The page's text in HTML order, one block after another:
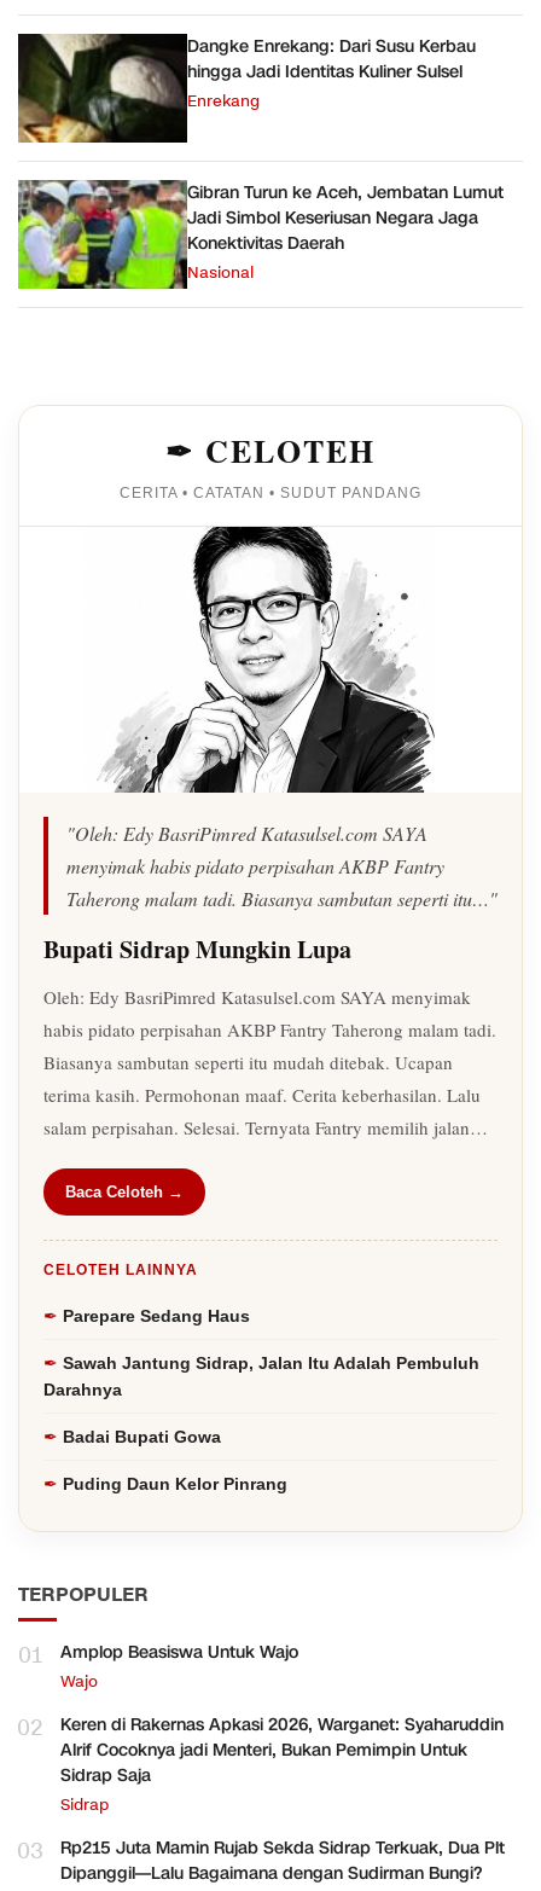
Dangke Enrekang: Dari Susu Kerbau
hingga Jadi Identitas Kuliner Sulsel
Enrekang
Gibran Turun ke Aceh, Jembatan Lumut
Jadi Simbol Keseriusan Negara Jaga
Konektivitas Daerah
Nasional
✒ CELOTEH
CERITA • CATATAN • SUDUT PANDANG
"Oleh: Edy BasriPimred Katasulsel.com SAYA
menyimak habis pidato perpisahan AKBP Fantry
Taherong malam tadi. Biasanya sambutan seperti itu…"
Bupati Sidrap Mungkin Lupa
Oleh: Edy BasriPimred Katasulsel.com SAYA menyimak
habis pidato perpisahan AKBP Fantry Taherong malam tadi.
Biasanya sambutan seperti itu mudah ditebak. Ucapan
terima kasih. Permohonan maaf. Cerita keberhasilan. Lalu
salam perpisahan. Selesai. Ternyata Fantry memilih jalan…
Baca Celoteh →
CELOTEH LAINNYA
Parepare Sedang Haus
Sawah Jantung Sidrap, Jalan Itu Adalah Pembuluh
Darahnya
Badai Bupati Gowa
Puding Daun Kelor Pinrang
TERPOPULER
01 Amplop Beasiswa Untuk Wajo
Wajo
02
Keren di Rakernas Apkasi 2026, Warganet: Syaharuddin
Alrif Cocoknya jadi Menteri, Bukan Pemimpin Untuk
Sidrap Saja
Sidrap
03
Rp215 Juta Mamin Rujab Sekda Sidrap Terkuak, Dua Plt
Dipanggil—Lalu Bagaimana dengan Sudirman Bungi?